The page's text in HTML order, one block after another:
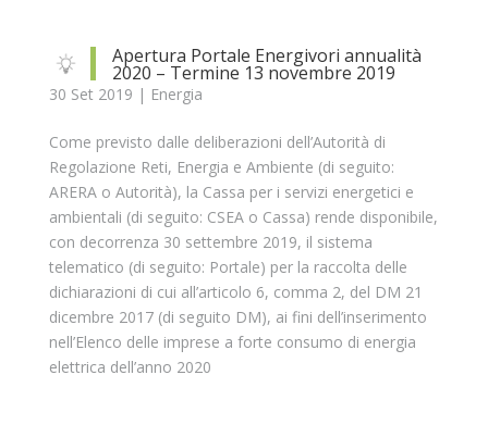
Apertura Portale Energivori annualità
2020 – Termine 13 novembre 2019
30 Set 2019 | Energia
Come previsto dalle deliberazioni dell’Autorità di
Regolazione Reti, Energia e Ambiente (di seguito:
ARERA o Autorità), la Cassa per i servizi energetici e
ambientali (di seguito: CSEA o Cassa) rende disponibile,
con decorrenza 30 settembre 2019, il sistema
telematico (di seguito: Portale) per la raccolta delle
dichiarazioni di cui all’articolo 6, comma 2, del DM 21
dicembre 2017 (di seguito DM), ai fini dell’inserimento
nell’Elenco delle imprese a forte consumo di energia
elettrica dell’anno 2020